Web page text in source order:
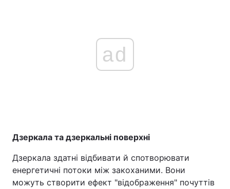
ad
Дзеркала та дзеркальні поверхні
Дзеркала здатні відбивати й спотворювати
енергетичні потоки між закоханими. Вони
можуть створити ефект "відображення" почуттів